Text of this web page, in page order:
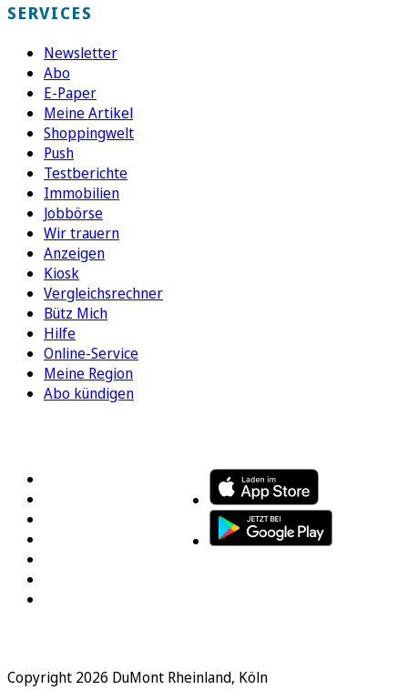
SERVICES
Newsletter
Abo
E-Paper
Meine Artikel
Shoppingwelt
Push
Testberichte
Immobilien
Jobbörse
Wir trauern
Anzeigen
Kiosk
Vergleichsrechner
Bütz Mich
Hilfe
Online-Service
Meine Region
Abo kündigen
Copyright 2026 DuMont Rheinland, Köln